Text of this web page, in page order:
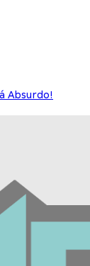
Absurdo!